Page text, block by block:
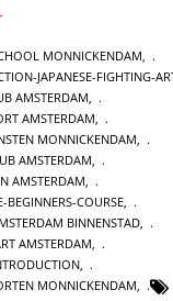
MONNICKENDAM
JAPANESE-FIGHTING-
AMSTERDAM
AMSTERDAM
MONNICKENDAM
AMSTERDAM,
AMSTERDAM,
BEGINNERS-COURSE,
BINNENSTAD,
AMSTERDAM,
,
MONNICKENDAM,